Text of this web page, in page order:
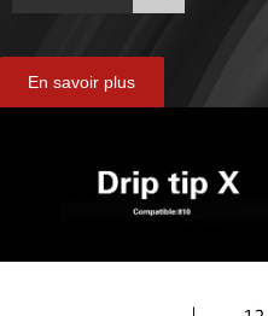
En savoir plus